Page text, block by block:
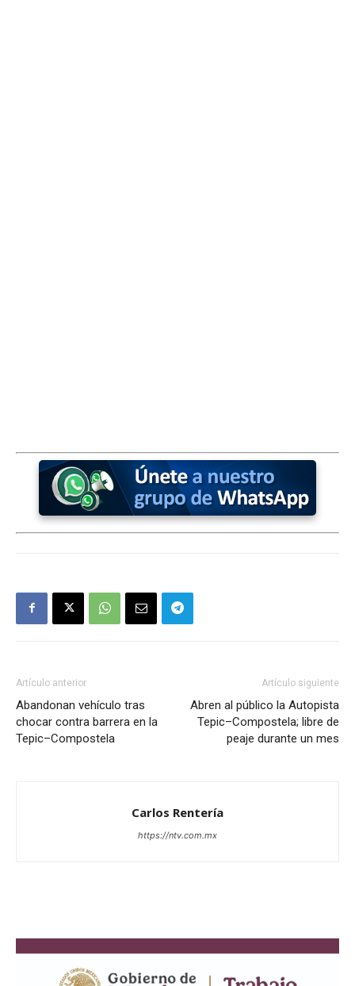
Artículo anterior
Abandonan vehículo tras
chocar contra barrera en la
Tepic–Compostela
Artículo siguiente
Abren al público la Autopista
Tepic–Compostela; libre de
peaje durante un mes
Carlos Rentería
https://ntv.com.mx